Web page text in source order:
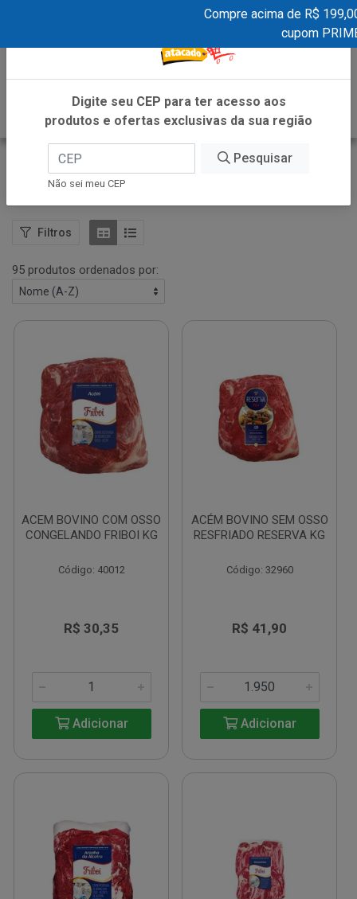
Compre acima de R$ 199,00
cupom
Cortes Traseiros
Filtros
95 produtos ordenados por:
ACEM BOVINO COM OSSO
CONGELANDO FRIBOI KG
Código: 40012
R$ 30,35
Adicionar
ACÉM BOVINO SEM OSSO
RESFRIADO RESERVA KG
Código: 32960
R$ 41,90
Adicionar
×
Digite seu CEP para ter acesso aos
produtos e ofertas exclusivas da sua região
Pesquisar
Não sei meu CEP